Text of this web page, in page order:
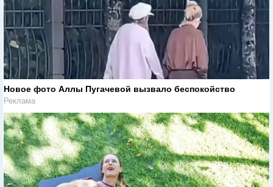
Новое фото Аллы Пугачевой вызвало беспокойство
Реклама